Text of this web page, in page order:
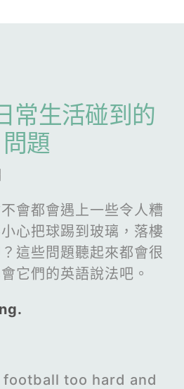
常生活碰到的
問題
會都會遇上一些令人糟
心把球踢到玻璃，落樓
這些問題聽起來都會很
它們的英語說法吧。
too hard and